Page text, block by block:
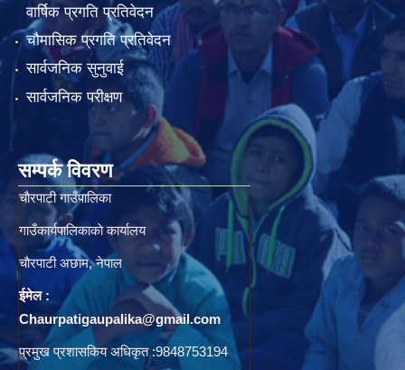
वार्षिक प्रगति प्रतिवेदन
चौमासिक प्रगति प्रतिवेदन
सार्वजनिक सुनुवाई
सार्वजनिक परीक्षण
सम्पर्क विवरण
चाैरपाटी गाउँपालिका
गाउँकार्यपालिकाकाे कार्यालय
चाैरपाटी अछाम, नेपाल
ईमेल :
Chaurpatigaupalika@gmail.com
प्रमुख प्रशासकिय अधिकृत :9848753194